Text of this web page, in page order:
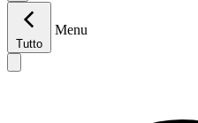
Tutto
Menu